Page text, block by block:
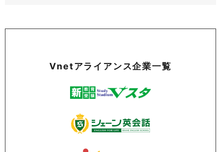
Vnetアライアンス企業一覧